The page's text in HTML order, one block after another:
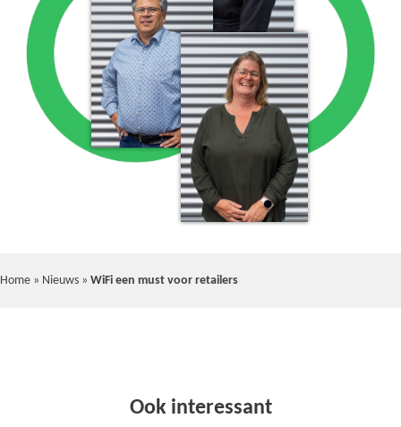
Home » Nieuws » WiFi een must voor retailers
Ook interessant